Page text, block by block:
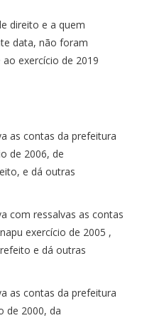
direito e a quem
data, não foram
exercício de 2019
as contas da prefeitura
de 2006, de
e dá outras
com ressalvas as contas
exercício de 2005 ,
e dá outras
as contas da prefeitura
de 2000, da